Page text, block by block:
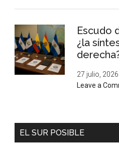
Escudo
¿la
27 julio, 2026
Leave a
EL SUR POSIBLE